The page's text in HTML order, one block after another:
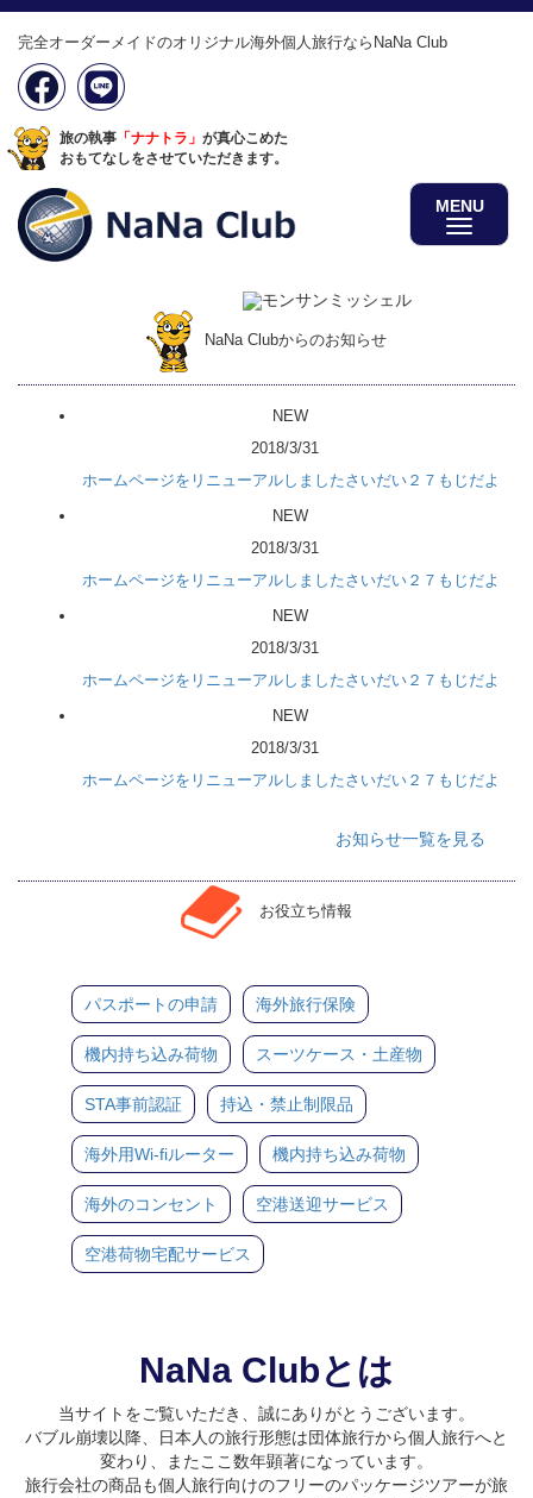
完全オーダーメイドのオリジナル海外個人旅行ならNaNa Club
旅の執事 「ナナトラ」 が真心こめた
おもてなしをさせていただきます。
MENU
NaNa Clubからのお知らせ
NEW
2018/3/31
ホームページをリニューアルしましたさいだい２７もじだよ
NEW
2018/3/31
ホームページをリニューアルしましたさいだい２７もじだよ
NEW
2018/3/31
ホームページをリニューアルしましたさいだい２７もじだよ
NEW
2018/3/31
ホームページをリニューアルしましたさいだい２７もじだよ
お知らせ一覧を見る
お役立ち情報
パスポートの申請 海外旅行保険
機内持ち込み荷物 スーツケース・土産物
STA事前認証 持込・禁止制限品
海外用Wi-fiルーター 機内持ち込み荷物
海外のコンセント 空港送迎サービス
空港荷物宅配サービス
NaNa Clubとは
当サイトをご覧いただき、誠にありがとうございます。
バブル崩壊以降、日本人の旅行形態は団体旅行から個人旅行へと
変わり、またここ数年顕著になっています。
旅行会社の商品も個人旅行向けのフリーのパッケージツアーが旅